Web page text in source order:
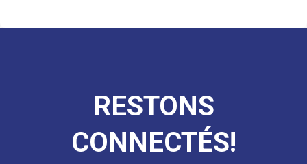
RESTONS
CONNECTÉS!